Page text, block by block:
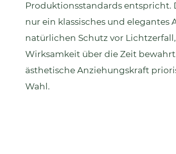
Produktionsstandards entspricht.
nur ein klassisches und elegantes
natürlichen Schutz vor
Wirksamkeit über die Zeit
ästhetische Anziehungskraft
Wahl.